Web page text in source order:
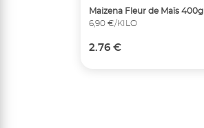
Maizena Fleur de Maïs 400g
6,90 €/KILO
2.76 €